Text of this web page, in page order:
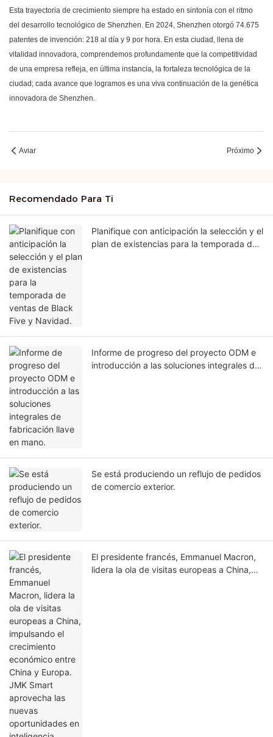
Esta trayectoria de crecimiento siempre ha estado en sintonía con el ritmo
del desarrollo tecnológico de Shenzhen. En 2024, Shenzhen otorgó 74.675
patentes de invención: 218 al día y 9 por hora. En esta ciudad, llena de
vitalidad innovadora, comprendemos profundamente que la competitividad
de una empresa refleja, en última instancia, la fortaleza tecnológica de la
ciudad; cada avance que logramos es una viva continuación de la genética
innovadora de Shenzhen.
Aviar Próximo
Recomendado Para Ti
Planifique con anticipación la selección y el
plan de existencias para la temporada de
Informe de progreso del proyecto ODM e
introducción a las soluciones integrales de
Se está produciendo un reflujo de pedidos
de comercio exterior.
El presidente francés, Emmanuel Macron,
lidera la ola de visitas europeas a China,